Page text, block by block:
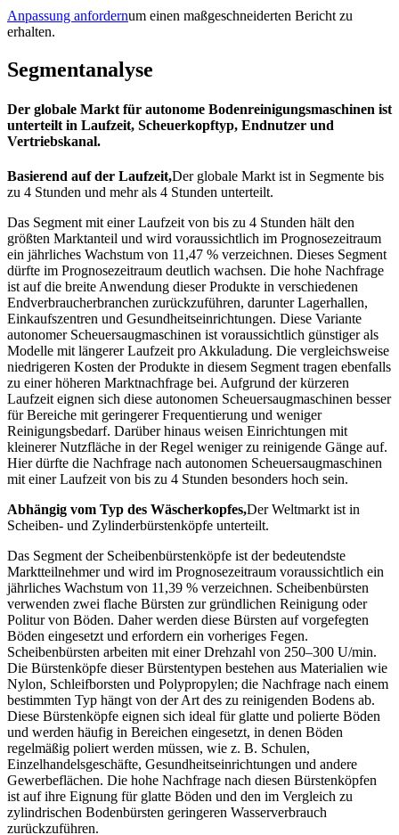
Anpassung anfordernum einen maßgeschneiderten Bericht zu
erhalten.
Segmentanalyse
Der globale Markt für autonome Bodenreinigungsmaschinen ist
unterteilt in Laufzeit, Scheuerkopftyp, Endnutzer und
Vertriebskanal.
Basierend auf der Laufzeit,Der globale Markt ist in Segmente bis
zu 4 Stunden und mehr als 4 Stunden unterteilt.
Das Segment mit einer Laufzeit von bis zu 4 Stunden hält den
größten Marktanteil und wird voraussichtlich im Prognosezeitraum
ein jährliches Wachstum von 11,47 % verzeichnen. Dieses Segment
dürfte im Prognosezeitraum deutlich wachsen. Die hohe Nachfrage
ist auf die breite Anwendung dieser Produkte in verschiedenen
Endverbraucherbranchen zurückzuführen, darunter Lagerhallen,
Einkaufszentren und Gesundheitseinrichtungen. Diese Variante
autonomer Scheuersaugmaschinen ist voraussichtlich günstiger als
Modelle mit längerer Laufzeit pro Akkuladung. Die vergleichsweise
niedrigeren Kosten der Produkte in diesem Segment tragen ebenfalls
zu einer höheren Marktnachfrage bei. Aufgrund der kürzeren
Laufzeit eignen sich diese autonomen Scheuersaugmaschinen besser
für Bereiche mit geringerer Frequentierung und weniger
Reinigungsbedarf. Darüber hinaus weisen Einrichtungen mit
kleinerer Nutzfläche in der Regel weniger zu reinigende Gänge auf.
Hier dürfte die Nachfrage nach autonomen Scheuersaugmaschinen
mit einer Laufzeit von bis zu 4 Stunden besonders hoch sein.
Abhängig vom Typ des Wäscherkopfes,Der Weltmarkt ist in
Scheiben- und Zylinderbürstenköpfe unterteilt.
Das Segment der Scheibenbürstenköpfe ist der bedeutendste
Marktteilnehmer und wird im Prognosezeitraum voraussichtlich ein
jährliches Wachstum von 11,39 % verzeichnen. Scheibenbürsten
verwenden zwei flache Bürsten zur gründlichen Reinigung oder
Politur von Böden. Daher werden diese Bürsten auf vorgefegten
Böden eingesetzt und erfordern ein vorheriges Fegen.
Scheibenbürsten arbeiten mit einer Drehzahl von 250–300 U/min.
Die Bürstenköpfe dieser Bürstentypen bestehen aus Materialien wie
Nylon, Schleifborsten und Polypropylen; die Nachfrage nach einem
bestimmten Typ hängt von der Art des zu reinigenden Bodens ab.
Diese Bürstenköpfe eignen sich ideal für glatte und polierte Böden
und werden häufig in Bereichen eingesetzt, in denen Böden
regelmäßig poliert werden müssen, wie z. B. Schulen,
Einzelhandelsgeschäfte, Gesundheitseinrichtungen und andere
Gewerbeflächen. Die hohe Nachfrage nach diesen Bürstenköpfen
ist auf ihre Eignung für glatte Böden und den im Vergleich zu
zylindrischen Bodenbürsten geringeren Wasserverbrauch
zurückzuführen.